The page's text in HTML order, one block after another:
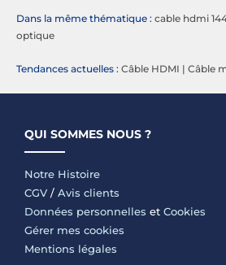
Dans la même thématique : cable hdmi
optique
Tendances actuelles : Câble HDMI | Câble
QUI SOMMES NOUS ?
Notre Histoire
CGV / Avis clients
Données personnelles et Cookies
Gérer mes cookies
Mentions légales